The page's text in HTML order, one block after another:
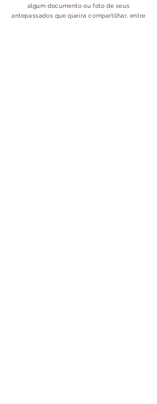
algum documento ou foto de seus
antepassados que queira compartilhar, entre
em contato conosco.